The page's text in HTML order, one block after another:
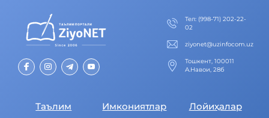
Тел: (998-71) 202-22-
02
ziyonet@uzinfocom.uz
Тошкент, 100011
А.Навои, 28б
Таълим Имкониятлар Лойиҳалар